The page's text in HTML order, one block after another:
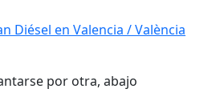
Diésel en Valencia / València
por otra, abajo